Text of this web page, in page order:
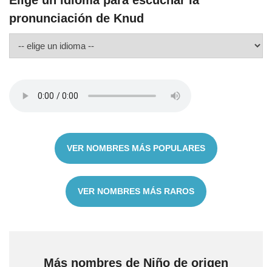
pronunciación de Knud
VER NOMBRES MÁS POPULARES
VER NOMBRES MÁS RAROS
Más nombres de Niño de origen